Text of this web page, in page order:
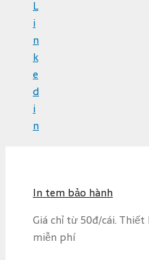
L
i
n
k
e
d
i
n
In tem bảo hành
Giá chỉ từ 50đ/cái.
miễn phí